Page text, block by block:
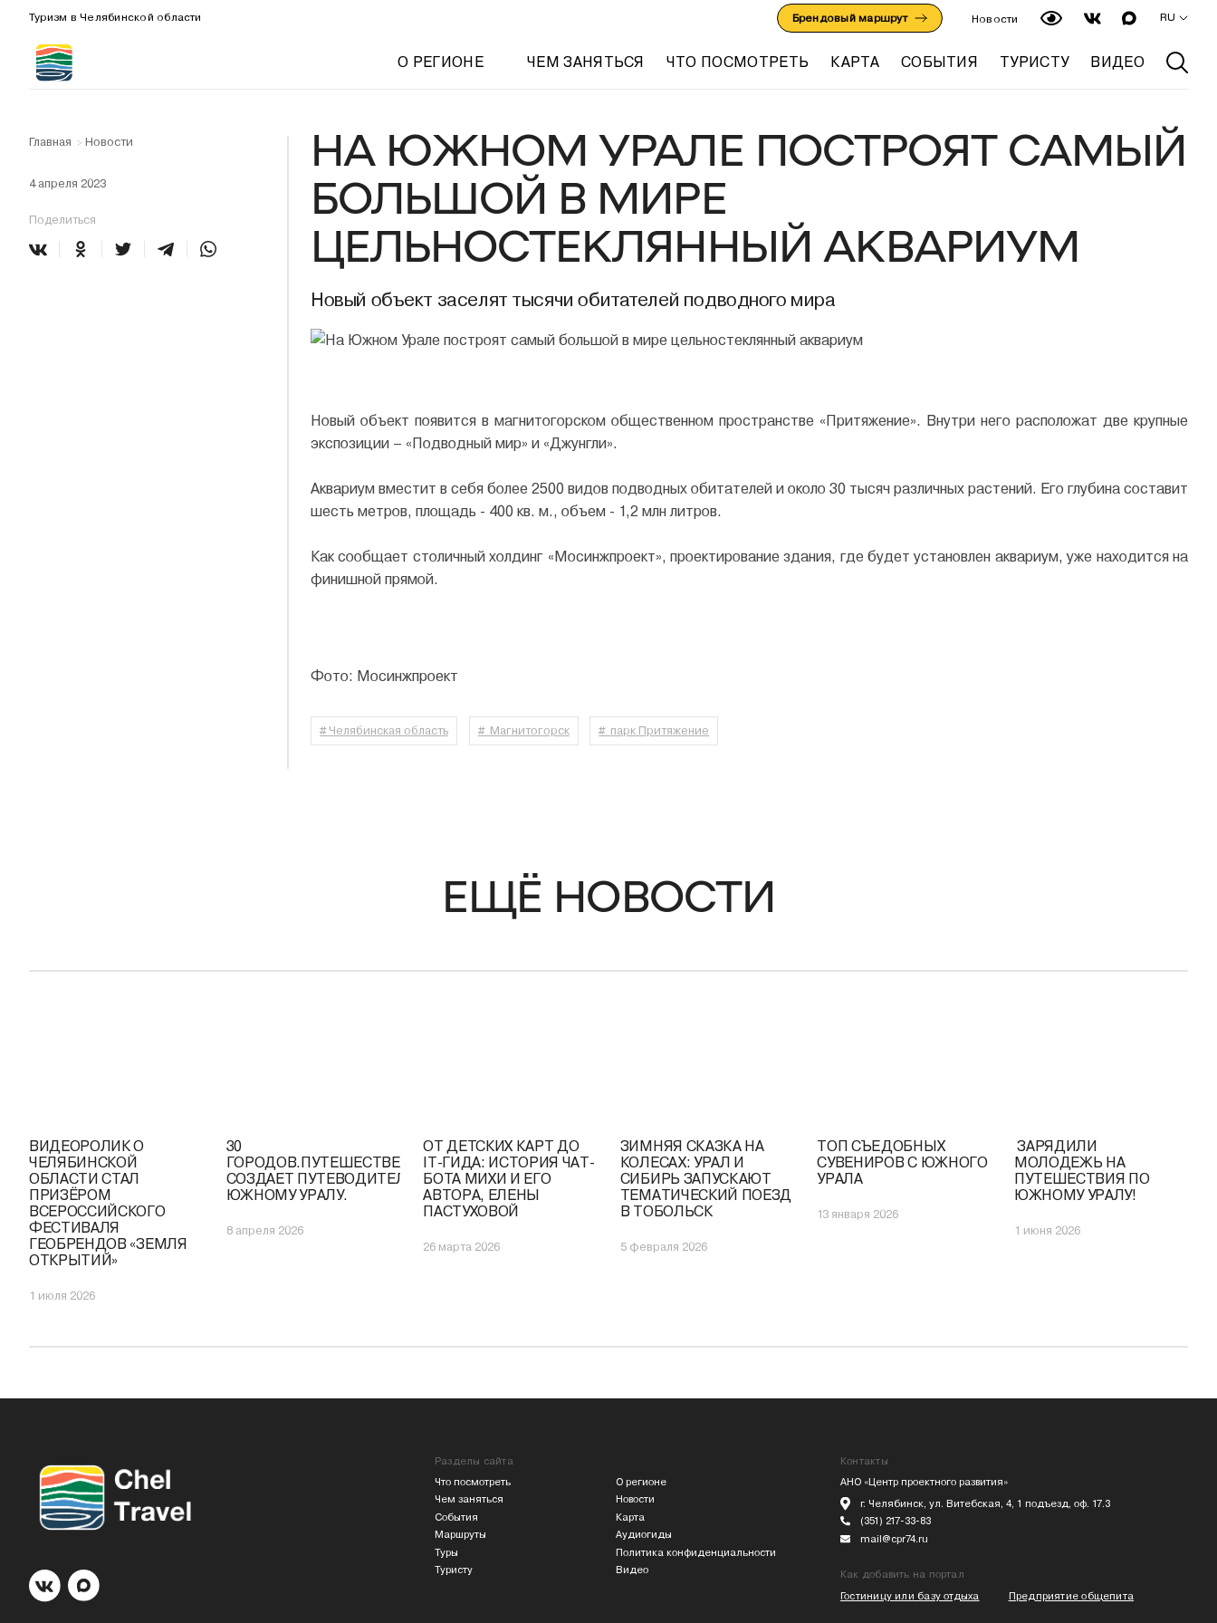
Туризм в Челябинской области Брендовый маршрут Новости RU
О РЕГИОНЕ ЧЕМ ЗАНЯТЬСЯ ЧТО ПОСМОТРЕТЬ КАРТА СОБЫТИЯ ТУРИСТУ ВИДЕО
Главная > Новости
4 апреля 2023
Поделиться
НА ЮЖНОМ УРАЛЕ ПОСТРОЯТ САМЫЙ
БОЛЬШОЙ В МИРЕ
ЦЕЛЬНОСТЕКЛЯННЫЙ АКВАРИУМ
Новый объект заселят тысячи обитателей подводного мира
Новый объект появится в магнитогорском общественном пространстве «Притяжение». Внутри него расположат две крупные
экспозиции – «Подводный мир» и «Джунгли».
Аквариум вместит в себя более 2500 видов подводных обитателей и около 30 тысяч различных растений. Его глубина составит
шесть метров, площадь - 400 кв. м., объем - 1,2 млн литров.
Как сообщает столичный холдинг «Мосинжпроект», проектирование здания, где будет установлен аквариум, уже находится на
финишной прямой.
Фото: Мосинжпроект
# Челябинская область # Магнитогорск # парк Притяжение
ЕЩЁ НОВОСТИ
ВИДЕОРОЛИК О
ЧЕЛЯБИНСКОЙ
ОБЛАСТИ СТАЛ
ПРИЗЁРОМ
ВСЕРОССИЙСКОГО
ФЕСТИВАЛЯ
ГЕОБРЕНДОВ «ЗЕМЛЯ
ОТКРЫТИЙ»
1 июля 2026
30
ГОРОДОВ.ПУТЕШЕСТВЕННИЦА
СОЗДАЕТ ПУТЕВОДИТЕЛЬ ПО
ЮЖНОМУ УРАЛУ.
8 апреля 2026
ОТ ДЕТСКИХ КАРТ ДО
IT-ГИДА: ИСТОРИЯ ЧАТ-
БОТА МИХИ И ЕГО
АВТОРА, ЕЛЕНЫ
ПАСТУХОВОЙ
26 марта 2026
ЗИМНЯЯ СКАЗКА НА
КОЛЕСАХ: УРАЛ И
СИБИРЬ ЗАПУСКАЮТ
ТЕМАТИЧЕСКИЙ ПОЕЗД
В ТОБОЛЬСК
5 февраля 2026
ТОП СЪЕДОБНЫХ
СУВЕНИРОВ С ЮЖНОГО
УРАЛА
13 января 2026
️ ЗАРЯДИЛИ
МОЛОДЕЖЬ НА
ПУТЕШЕСТВИЯ ПО
ЮЖНОМУ УРАЛУ!
1 июня 2026
Разделы сайта
Что посмотреть
Чем заняться
События
Маршруты
Туры
Туристу
О регионе
Новости
Карта
Аудиогиды
Политика конфиденциальности
Видео
Контакты
АНО «Центр проектного развития»
г. Челябинск, ул. Витебская, 4, 1 подъезд, оф. 17.3
(351) 217-33-83
mail@cpr74.ru
Как добавить на портал
Гостиницу или базу отдыха
Предприятие общепита